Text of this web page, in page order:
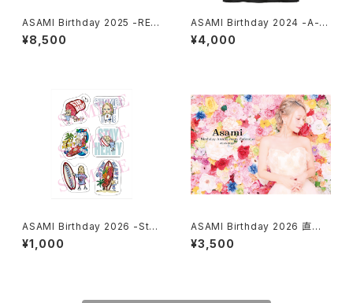
ASAMI Birthday 2025 -REC
ORD- Hoodie Navy UNISE
X
¥8,500
ASAMI Birthday 2024 -A- D
ry T-shirt BLACK MEN
¥4,000
ASAMI Birthday 2026 -Stay
Heavy- Stickers
¥1,000
ASAMI Birthday 2026 直筆
サイン入り 卓上カレンダー『AS
AMI Birthday Anniversary C
¥3,500